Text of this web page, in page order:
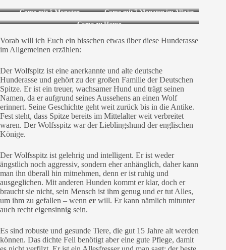
Como mit 5 Monaten
Como mit 7 Monaten im Allgäu
Como zu Hause
Vorab will ich Euch ein bisschen etwas über diese Hunderasse
im Allgemeinen erzählen:
Der Wolfspitz ist eine anerkannte und alte deutsche
Hunderasse und gehört zu der großen Familie der Deutschen
Spitze. Er ist ein treuer, wachsamer Hund und trägt seinen
Namen, da er aufgrund seines Aussehens an einen Wolf
erinnert. Seine Geschichte geht weit zurück bis in die Antike.
Fest steht, dass Spitze bereits im Mittelalter weit verbreitet
waren. Der Wolfsspitz war der Lieblingshund der englischen
Könige.
Der Wolfsspitz ist gelehrig und intelligent. Er ist weder
ängstlich noch aggressiv, sondern eher anhänglich, daher kann
man ihn überall hin mitnehmen, denn er ist ruhig und
ausgeglichen. Mit anderen Hunden kommt er klar, doch er
braucht sie nicht, sein Mensch ist ihm genug und er tut Alles,
um ihm zu gefallen – wenn er will. Er kann nämlich mitunter
auch recht eigensinnig sein.
Es sind robuste und gesunde Tiere, die gut 15 Jahre alt werden
können. Das dichte Fell benötigt aber eine gute Pflege, damit